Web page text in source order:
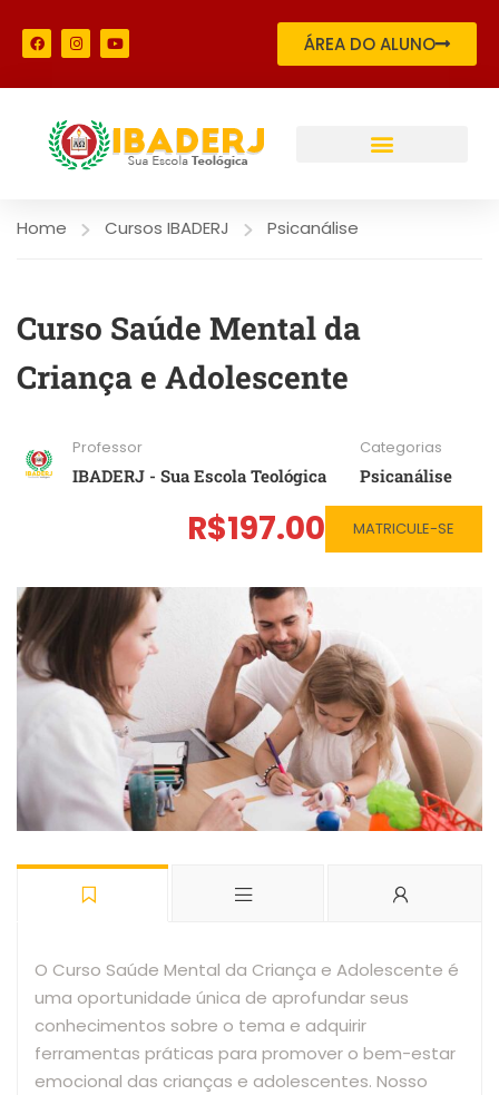
ÁREA DO ALUNO
Home Cursos IBADERJ Psicanálise
Curso Saúde Mental da
Criança e Adolescente
Professor
IBADERJ - Sua Escola Teológica
Categorias
Psicanálise
R$197.00 MATRICULE-SE
O Curso Saúde Mental da Criança e Adolescente é
uma oportunidade única de aprofundar seus
conhecimentos sobre o tema e adquirir
ferramentas práticas para promover o bem-estar
emocional das crianças e adolescentes. Nosso